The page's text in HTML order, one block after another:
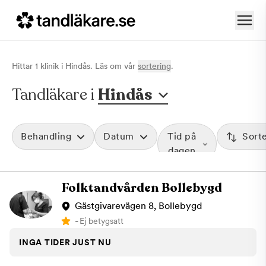
Hittar 1 klinik i Hindås. Läs om vår sortering.
Tandläkare i Hindås
Behandling Datum
Tid på
dagen
Folktandvården Bollebygd
Gästgivarevägen 8, Bollebygd
-Ej betygsatt
INGA TIDER JUST NU